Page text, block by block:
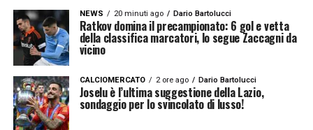
sinistro chirurgico. Serve a un Immobile
l’assist del 3-0. Il resto è predominanza dal
punto di vista fisico e un continuo svariare,
facendo impazzire la Sampdoria. Una
prestazione super, rovinata da un’espulsione
che arriva per proteste ed eccesso di
NEWS 20 minuti ago Dario Bartolucci
Ratkov domina il precampionato: 6 gol e vetta
della classifica marcatori, lo segue Zaccagni da
vicino
CALCIOMERCATO 2 ore ago Dario Bartolucci
Joselu è l’ultima suggestione della Lazio,
sondaggio per lo svincolato di lusso!